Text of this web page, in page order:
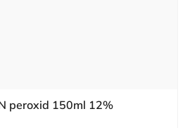
peroxid 150ml 12%